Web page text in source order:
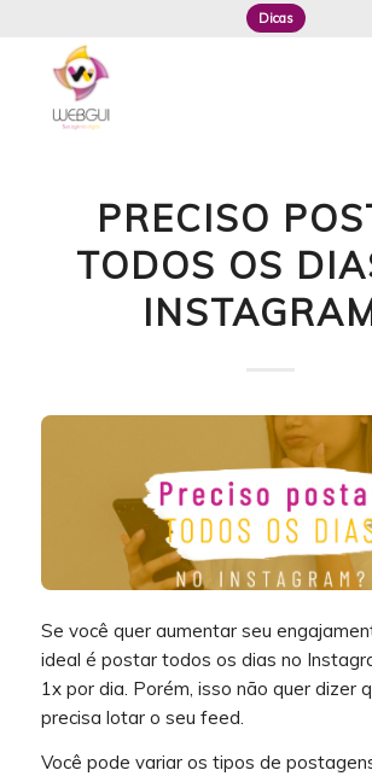
Dicas
PRECISO
TODOS OS
Se você quer aumentar seu
ideal é postar todos os dias no
1x por dia. Porém, isso não quer dizer
precisa lotar o seu feed.
Você pode variar os tipos de